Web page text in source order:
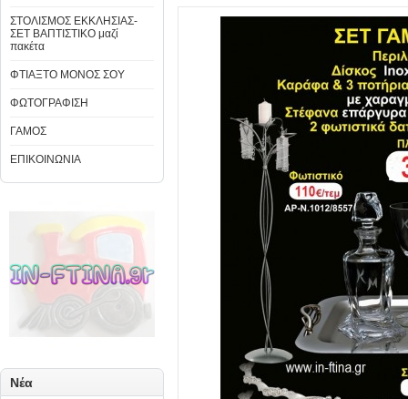
ΣΤΟΛΙΣΜΟΣ ΕΚΚΛΗΣΙΑΣ-
ΣΕΤ ΒΑΠΤΙΣΤΙΚΟ μαζί
πακέτα
ΦΤΙΑΞΤΟ ΜΟΝΟΣ ΣΟΥ
ΦΩΤΟΓΡΑΦΙΣΗ
ΓΑΜΟΣ
ΕΠΙΚΟΙΝΩΝΙΑ
Νέα